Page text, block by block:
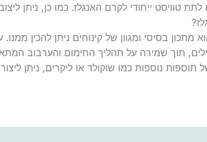
טוויסט ייחודי לקרם האנגלז. כמו כן, ניתן
בסיסי ומגוון של קינוחים ניתן להכין
תוך שמירה על תהליך החימום והערבוב
נוספות כמו שוקולד או ליקרים, ניתן